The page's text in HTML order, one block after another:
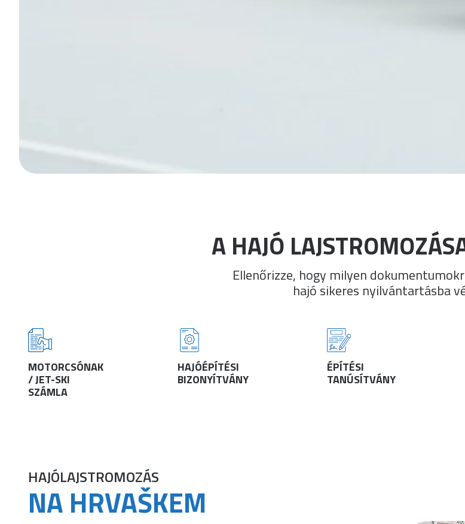
A HAJÓ
Ellenőrizze, hogy milyen
hajó sikeres nyilvántartásba
MOTORCSÓNAK
/ JET-SKI
SZÁMLA
HAJÓÉPÍTÉSI
BIZONYÍTVÁNY
ÉPÍTÉSI
TANÚSÍTVÁNY
HAJÓLAJSTROMOZÁS
NA HRVAŠKEM